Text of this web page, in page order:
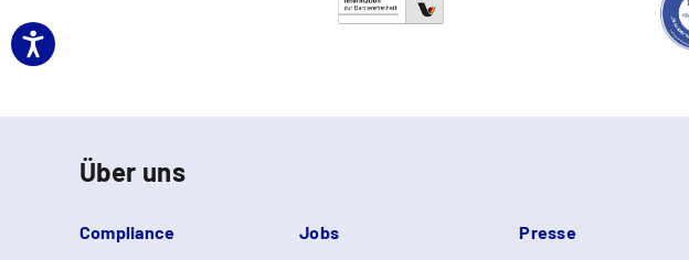
Über uns
Compliance Jobs Presse